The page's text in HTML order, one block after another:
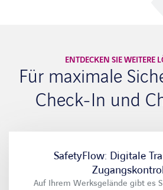
ENTDECKEN SIE WEITERE
Für maximale
Check-In und
SafetyFlow: Digitale
Auf Ihrem Werksgelände gibt es